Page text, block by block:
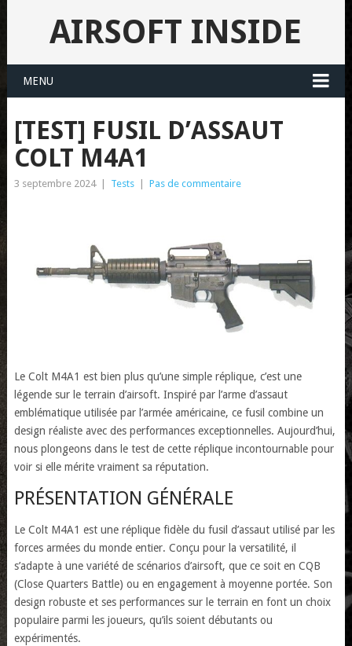
AIRSOFT INSIDE
MENU
[TEST] FUSIL D’ASSAUT
COLT M4A1
3 septembre 2024 Tests Pas de commentaire
Le Colt M4A1 est bien plus qu’une simple réplique, c’est une
légende sur le terrain d’airsoft. Inspiré par l’arme d’assaut
emblématique utilisée par l’armée américaine, ce fusil combine un
design réaliste avec des performances exceptionnelles. Aujourd’hui,
nous plongeons dans le test de cette réplique incontournable pour
voir si elle mérite vraiment sa réputation.
PRÉSENTATION GÉNÉRALE
Le Colt M4A1 est une réplique fidèle du fusil d’assaut utilisé par les
forces armées du monde entier. Conçu pour la versatilité, il
s’adapte à une variété de scénarios d’airsoft, que ce soit en CQB
(Close Quarters Battle) ou en engagement à moyenne portée. Son
design robuste et ses performances sur le terrain en font un choix
populaire parmi les joueurs, qu’ils soient débutants ou
expérimentés.